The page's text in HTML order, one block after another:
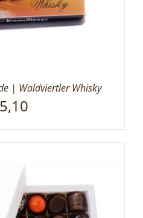
| Waldviertler Whisky
5,10